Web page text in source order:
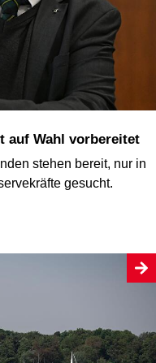
auf Wahl vorbereitet
stehen bereit, nur in
gesucht.